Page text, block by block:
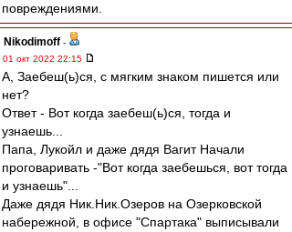
повреждениями.
Nikodimoff -
01 окт 2022 22:15
А, Заебеш(ь)ся, с мягким знаком пишется или
нет?
Ответ - Вот когда заебеш(ь)ся, тогда и
узнаешь...
Папа, Лукойл и даже дядя Вагит Начали
проговаривать -"Вот когда заебешься, вот тогда
и узнаешь"...
Даже дядя Ник.Ник.Озеров на Озерковской
набережной, в офисе "Спартака" выписывали